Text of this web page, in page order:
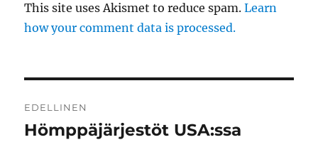
This site uses Akismet to reduce spam.Learn
how your comment data is processed.
selaus
EDELLINEN
Edellinen
Hömppäjärjestöt USA:ssa